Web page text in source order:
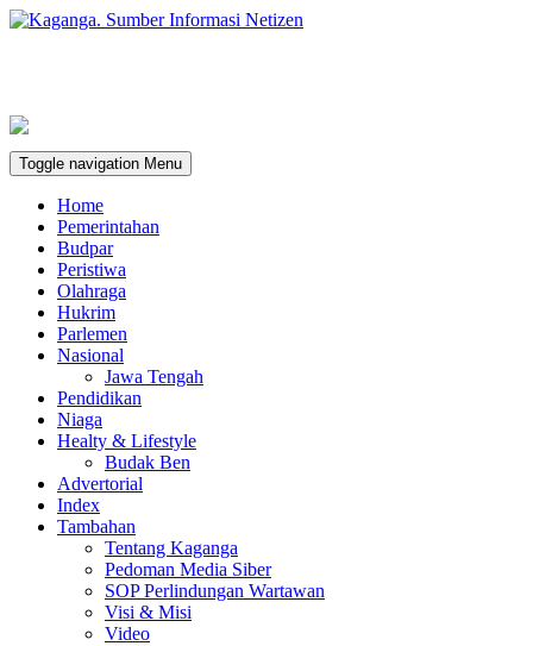
Toggle navigation Menu
Home
Pemerintahan
Budpar
Peristiwa
Olahraga
Hukrim
Parlemen
Nasional
Jawa Tengah
Pendidikan
Niaga
Healty & Lifestyle
Budak Ben
Advertorial
Index
Tambahan
Tentang Kaganga
Pedoman Media Siber
SOP Perlindungan Wartawan
Visi & Misi
Video